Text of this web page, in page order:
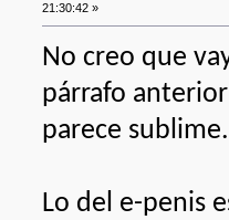
21:30:42 »
No creo que
párrafo
parece sublime.
Lo del e-penis